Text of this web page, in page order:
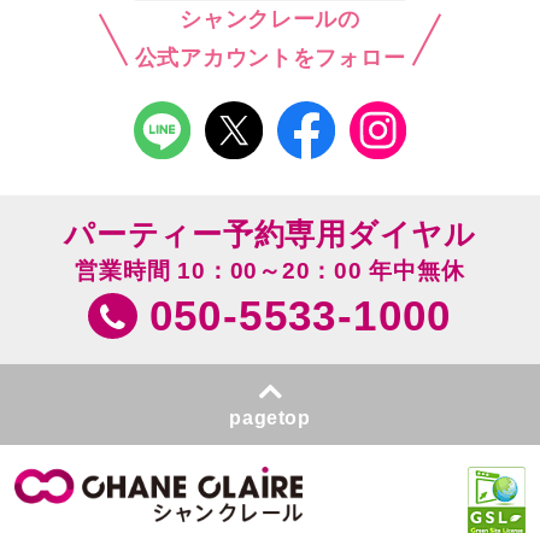
シャンクレールの
公式アカウントをフォロー
パーティー予約専用ダイヤル
営業時間 10：00～20：00 年中無休
050-5533-1000
pagetop